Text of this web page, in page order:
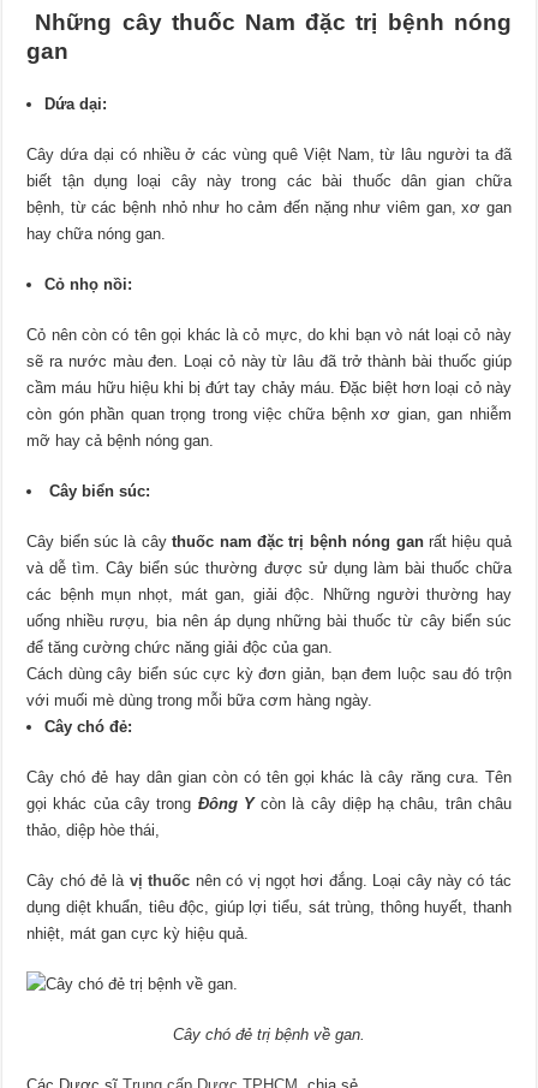
Những cây thuốc Nam đặc trị bệnh nóng
gan
Dứa dại:
Cây dứa dại có nhiều ở các vùng quê Việt Nam, từ lâu người ta đã
biết tận dụng loại cây này trong các bài thuốc dân gian chữa
bệnh, từ các bệnh nhỏ như ho cảm đến nặng như viêm gan, xơ gan
hay chữa nóng gan.
Cỏ nhọ nồi:
Cỏ nên còn có tên gọi khác là cỏ mực, do khi bạn vò nát loại cỏ này
sẽ ra nước màu đen. Loại cỏ này từ lâu đã trở thành bài thuốc giúp
cầm máu hữu hiệu khi bị đứt tay chảy máu. Đặc biệt hơn loại cỏ này
còn gón phần quan trọng trong việc chữa bệnh xơ gian, gan nhiễm
mỡ hay cả bệnh nóng gan.
Cây biển súc:
Cây biển súc là câythuốc nam đặc trị bệnh nóng ganrất hiệu quả
và dễ tìm. Cây biển súc thường được sử dụng làm bài thuốc chữa
các bệnh mụn nhọt, mát gan, giải độc. Những người thường hay
uống nhiều rượu, bia nên áp dụng những bài thuốc từ cây biển súc
để tăng cường chức năng giải độc của gan.
Cách dùng cây biển súc cực kỳ đơn giản, bạn đem luộc sau đó trộn
với muối mè dùng trong mỗi bữa cơm hàng ngày.
Cây chó đẻ:
Cây chó đẻ hay dân gian còn có tên gọi khác là cây răng cưa. Tên
gọi khác của cây trong Đông Ycòn là cây diệp hạ châu, trân châu
thảo, diệp hòe thái,
Cây chó đẻ là vị thuốc nên có vị ngọt hơi đắng. Loại cây này có tác
dụng diệt khuẩn, tiêu độc, giúp lợi tiểu, sát trùng, thông huyết, thanh
nhiệt, mát gan cực kỳ hiệu quả.
Cây chó đẻ trị bệnh về gan.